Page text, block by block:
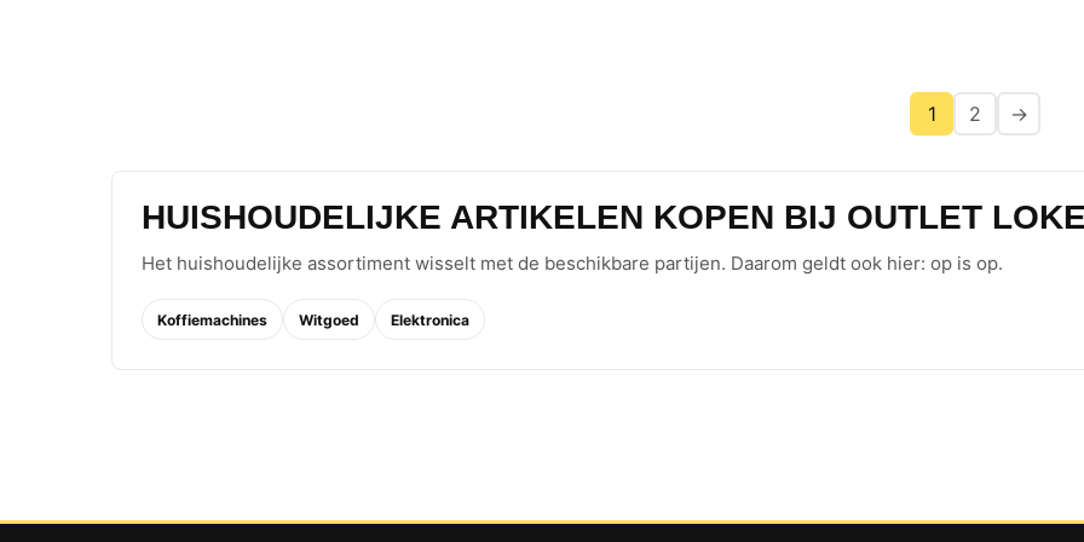
1 2 →
HUISHOUDELIJKE ARTIKELEN KOPEN BIJ OUTLET
Het huishoudelijke assortiment wisselt met de beschikbare partijen. Daarom geldt ook hier: op is op.
Koffiemachines Witgoed Elektronica